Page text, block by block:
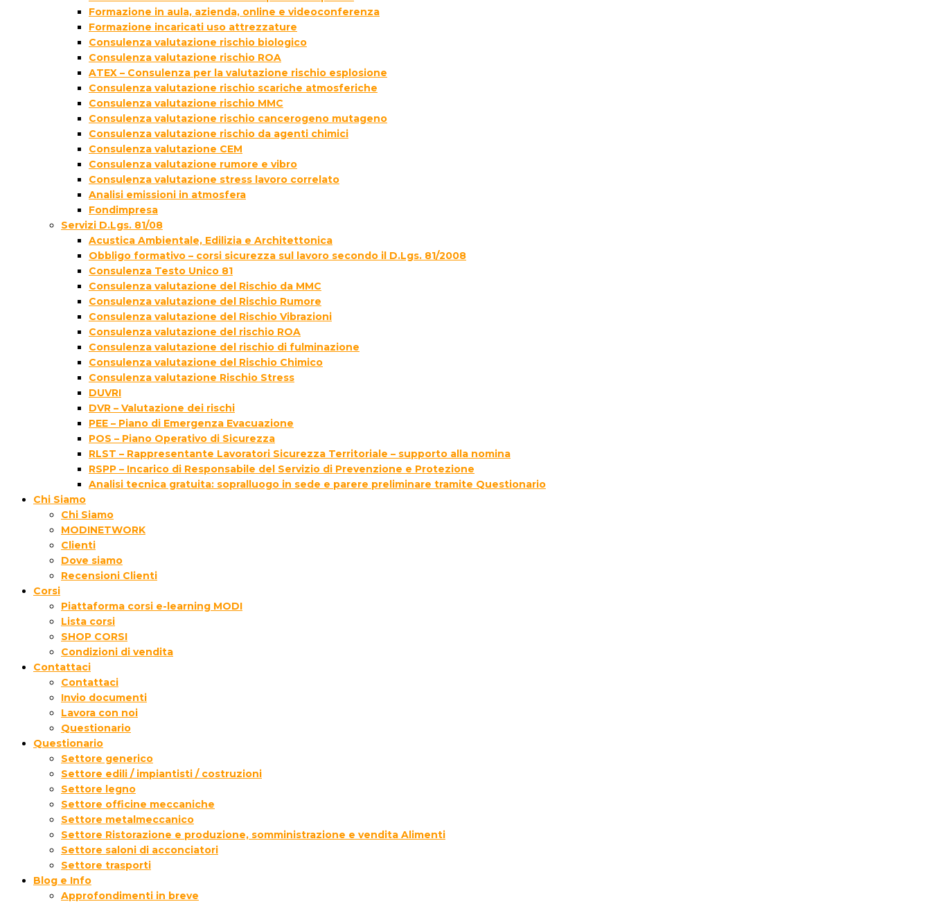
Formazione in aula, azienda, online e videoconferenza
Formazione incaricati uso attrezzature
Consulenza valutazione rischio biologico
Consulenza valutazione rischio ROA
ATEX – Consulenza per la valutazione rischio esplosione
Consulenza valutazione rischio scariche atmosferiche
Consulenza valutazione rischio MMC
Consulenza valutazione rischio cancerogeno mutageno
Consulenza valutazione rischio da agenti chimici
Consulenza valutazione CEM
Consulenza valutazione rumore e vibro
Consulenza valutazione stress lavoro correlato
Analisi emissioni in atmosfera
Fondimpresa
Servizi D.Lgs. 81/08
Acustica Ambientale, Edilizia e Architettonica
Obbligo formativo – corsi sicurezza sul lavoro secondo il D.Lgs. 81/2008
Consulenza Testo Unico 81
Consulenza valutazione del Rischio da MMC
Consulenza valutazione del Rischio Rumore
Consulenza valutazione del Rischio Vibrazioni
Consulenza valutazione del rischio ROA
Consulenza valutazione del rischio di fulminazione
Consulenza valutazione del Rischio Chimico
Consulenza valutazione Rischio Stress
DUVRI
DVR – Valutazione dei rischi
PEE – Piano di Emergenza Evacuazione
POS – Piano Operativo di Sicurezza
RLST – Rappresentante Lavoratori Sicurezza Territoriale – supporto alla nomina
RSPP – Incarico di Responsabile del Servizio di Prevenzione e Protezione
Analisi tecnica gratuita: sopralluogo in sede e parere preliminare tramite Questionario
Chi Siamo
Chi Siamo
MODINETWORK
Clienti
Dove siamo
Recensioni Clienti
Corsi
Piattaforma corsi e-learning MODI
Lista corsi
SHOP CORSI
Condizioni di vendita
Contattaci
Contattaci
Invio documenti
Lavora con noi
Questionario
Questionario
Settore generico
Settore edili / impiantisti / costruzioni
Settore legno
Settore officine meccaniche
Settore metalmeccanico
Settore Ristorazione e produzione, somministrazione e vendita Alimenti
Settore saloni di acconciatori
Settore trasporti
Blog e Info
Approfondimenti in breve